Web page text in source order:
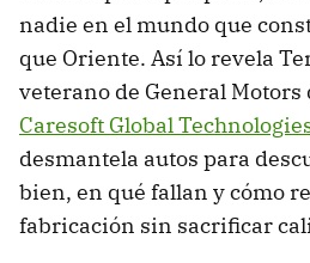
nadie en el mundo que
que Oriente. Así lo revela
veterano de General Motors
Caresoft Global
desmantela autos para
bien, en qué fallan y cómo
fabricación sin sacrificar